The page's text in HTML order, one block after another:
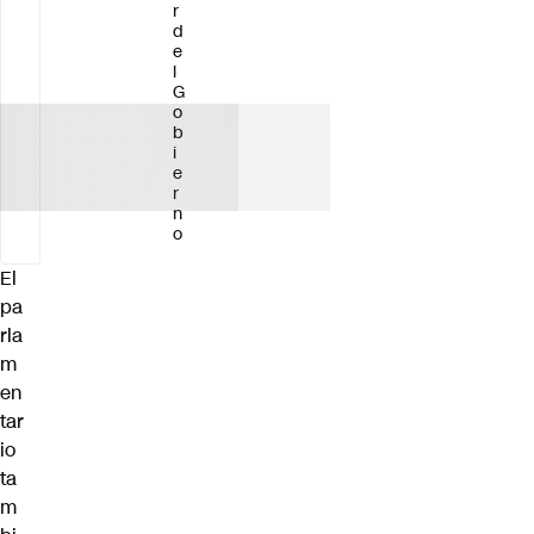
r
d
e
l
G
o
b
i
e
r
n
o
El
pa
rla
m
en
tar
io
ta
m